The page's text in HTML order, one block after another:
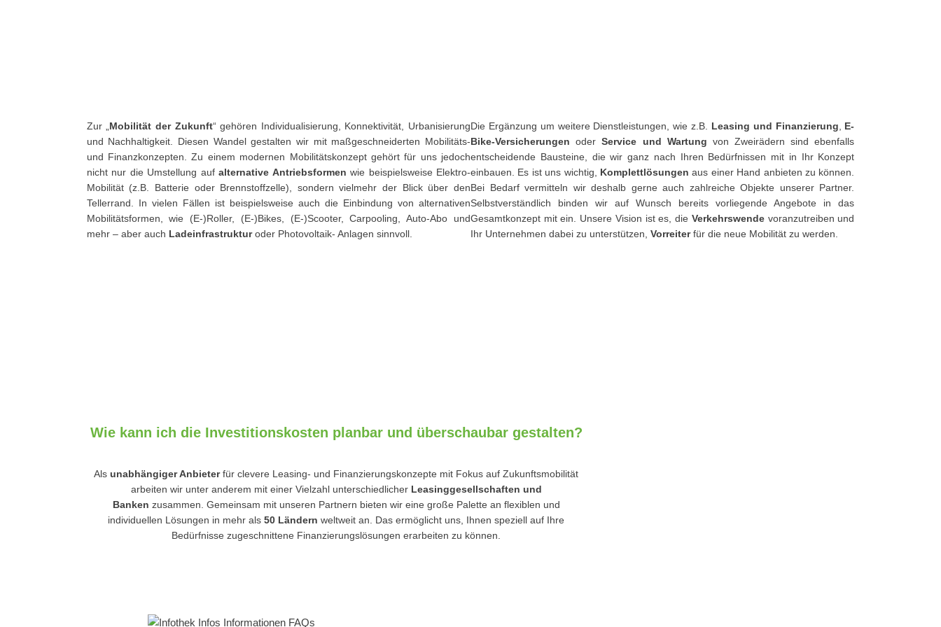
Zur „Mobilität der Zukunft“ gehören Individualisierung, Konnektivität, Urbanisierung
und Nachhaltigkeit. Diesen Wandel gestalten wir mit maßgeschneiderten Mobilitäts-
und Finanzkonzepten. Zu einem modernen Mobilitätskonzept gehört für uns jedoch
nicht nur die Umstellung aufalternative Antriebsformenwie beispielsweise Elektro-
Mobilität (z.B. Batterie oder Brennstoffzelle), sondern vielmehr der Blick über den
Tellerrand. In vielen Fällen ist beispielsweise auch die Einbindung von alternativen
Mobilitätsformen, wie (E-)Roller, (E-)Bikes, (E-)Scooter, Carpooling, Auto-Abo und
mehr – aber auch Ladeinfrastrukturoder Photovoltaik- Anlagen sinnvoll.
Die Ergänzung um weitere Dienstleistungen, wie z.B. Leasing und Finanzierung, E-
Bike-VersicherungenoderService und Wartung von Zweirädern sind ebenfalls
entscheidende Bausteine, die wir ganz nach Ihren Bedürfnissen mit in Ihr Konzept
einbauen. Es ist uns wichtig, Komplettlösungenaus einer Hand anbieten zu können.
Bei Bedarf vermitteln wir deshalb gerne auch zahlreiche Objekte unserer Partner.
Selbstverständlich binden wir auf Wunsch bereits vorliegende Angebote in das
Gesamtkonzept mit ein. Unsere Vision ist es, die Verkehrswende voranzutreiben und
Ihr Unternehmen dabei zu unterstützen, Vorreiterfür die neue Mobilität zu werden.
Wie kann ich die Investitionskosten planbar und überschaubar gestalten?
Alsunabhängiger Anbieterfür clevere Leasing- und Finanzierungskonzepte mit Fokus auf Zukunftsmobilität
arbeiten wir unter anderem mit einer Vielzahl unterschiedlicher Leasinggesellschaften und
Banken zusammen. Gemeinsam mit unseren Partnern bieten wir eine große Palette an flexiblen und
individuellen Lösungen in mehr als50 Ländernweltweit an. Das ermöglicht uns, Ihnen speziell auf Ihre
Bedürfnisse zugeschnittene Finanzierungslösungen erarbeiten zu können.